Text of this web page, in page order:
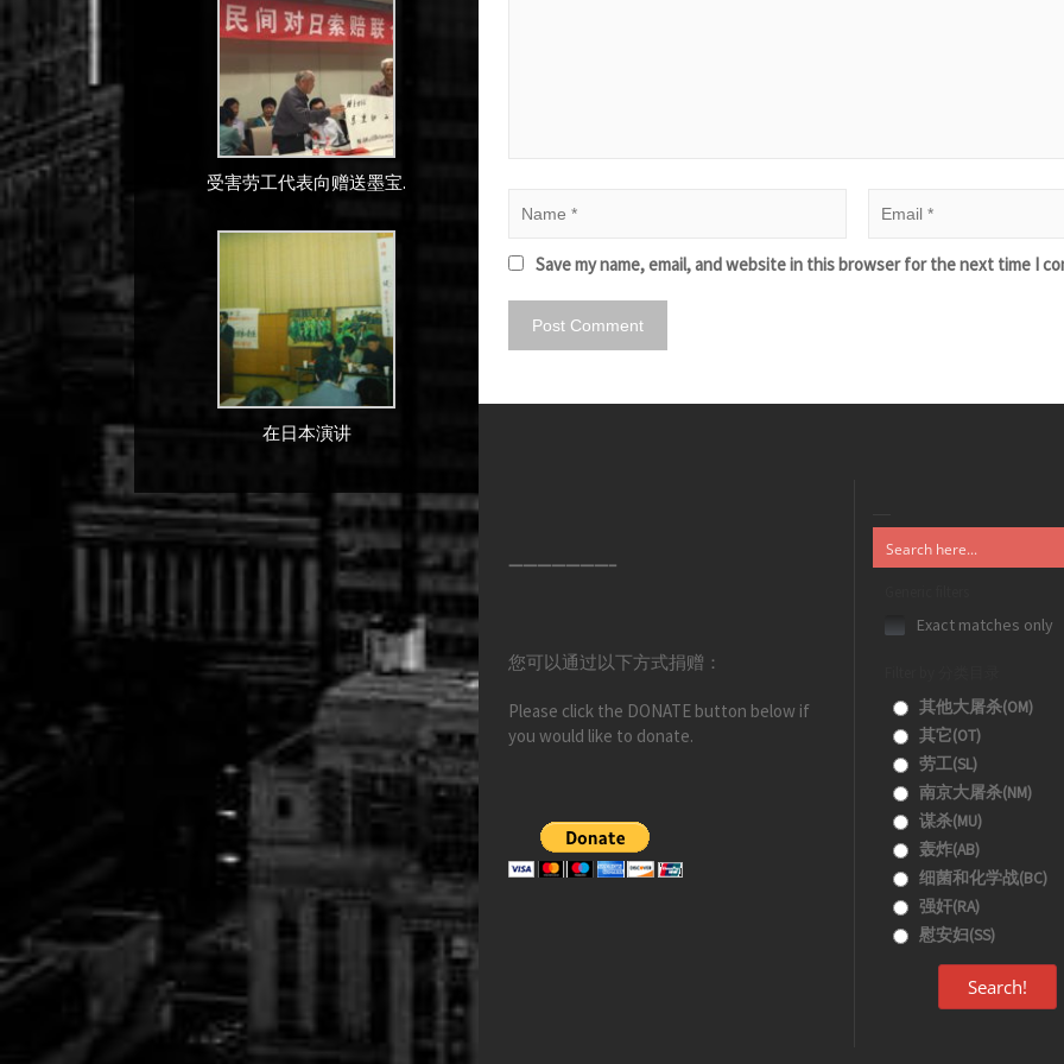
受害劳工代表向赠送墨宝.
在日本演讲
Save my name, email, and website in this browser for the next time I
———————–
您可以通过以下方式捐赠：
Please click the DONATE button below if
you would like to donate.
Exact matches only
其他大屠杀(OM)
其它(OT)
劳工(SL)
南京大屠杀(NM)
谋杀(MU)
轰炸(AB)
细菌和化学战(BC)
强奸(RA)
慰安妇(SS)
Search!